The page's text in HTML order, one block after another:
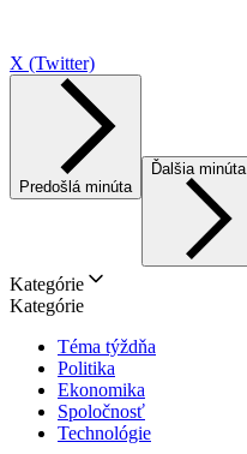
X (Twitter)
Predošlá minúta
Ďalšia minúta
Kategórie
Kategórie
Téma týždňa
Politika
Ekonomika
Spoločnosť
Technológie